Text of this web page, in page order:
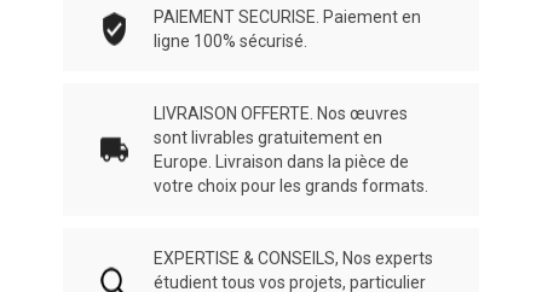
PAIEMENT SECURISE. Paiement en
ligne 100% sécurisé.
LIVRAISON OFFERTE. Nos œuvres
sont livrables gratuitement en
Europe. Livraison dans la pièce de
votre choix pour les grands formats.
EXPERTISE & CONSEILS, Nos experts
étudient tous vos projets, particulier